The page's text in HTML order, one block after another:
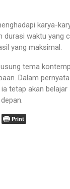
karya-
durasi waktu yang
yang maksimal.
tema
Dalam
tetap akan
Print